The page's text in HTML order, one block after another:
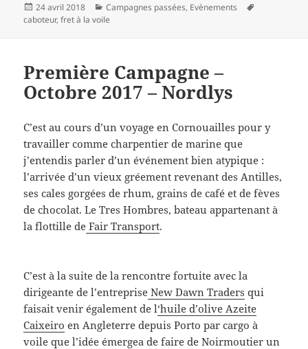
Publié
le
24 avril 2018 Catégories
Campagnes passées, Evènements
caboteur,fret à la voile
Première Campagne –
Octobre 2017 – Nordlys
C’est au cours d’un voyage en Cornouailles pour y
travailler comme charpentier de marine que
j’entendis parler d’un événement bien atypique :
l’arrivée d’un vieux gréement revenant des Antilles,
ses cales gorgées de rhum, grains de café et de fèves
de chocolat. Le Tres Hombres, bateau appartenant à
la flottille de Fair Transport.
C’est à la suite de la rencontre fortuite avec la
dirigeante de l’entreprise New Dawn Traders qui
faisait venir également de l‘huile d’olive Azeite
Caixeiro en Angleterre depuis Porto par cargo à
voile que l’idée émergea de faire de Noirmoutier un